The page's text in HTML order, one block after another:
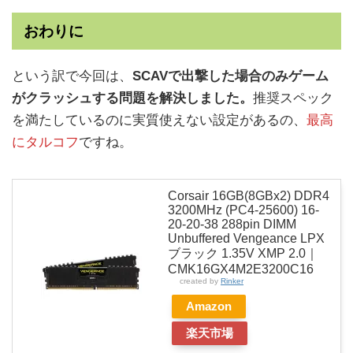
おわりに
という訳で今回は、 SCAVで出撃した場合のみゲーム
がクラッシュする問題を解決しました。 推奨スペック
を満たしているのに実質使えない設定があるの、 最高
にタルコフですね。
Corsair 16GB(8GBx2) DDR4
3200MHz (PC4-25600) 16-
20-20-38 288pin DIMM
Unbuffered Vengeance LPX
ブラック 1.35V XMP 2.0｜
CMK16GX4M2E3200C16
created by Rinker
Amazon
楽天市場